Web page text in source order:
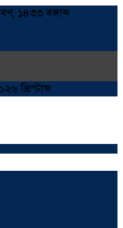
১৪৩৩ বঙ্গাব্দ
খ্রিস্টাব্দ